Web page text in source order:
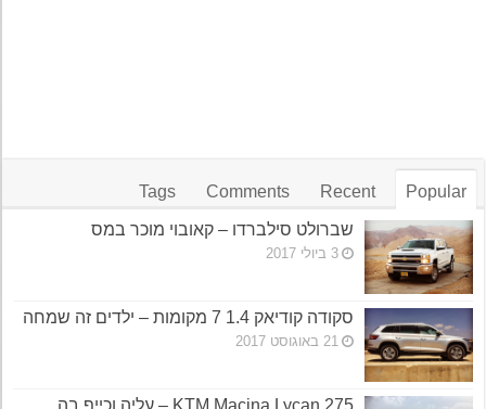
Popular
Recent
Comments
Tags
שברולט סילברדו – קאובוי מוכר במס
3 ביולי 2017
סקודה קודיאק 1.4 7 מקומות – ילדים זה שמחה
21 באוגוסט 2017
KTM Macina Lycan 275 – עליה וכייף בה